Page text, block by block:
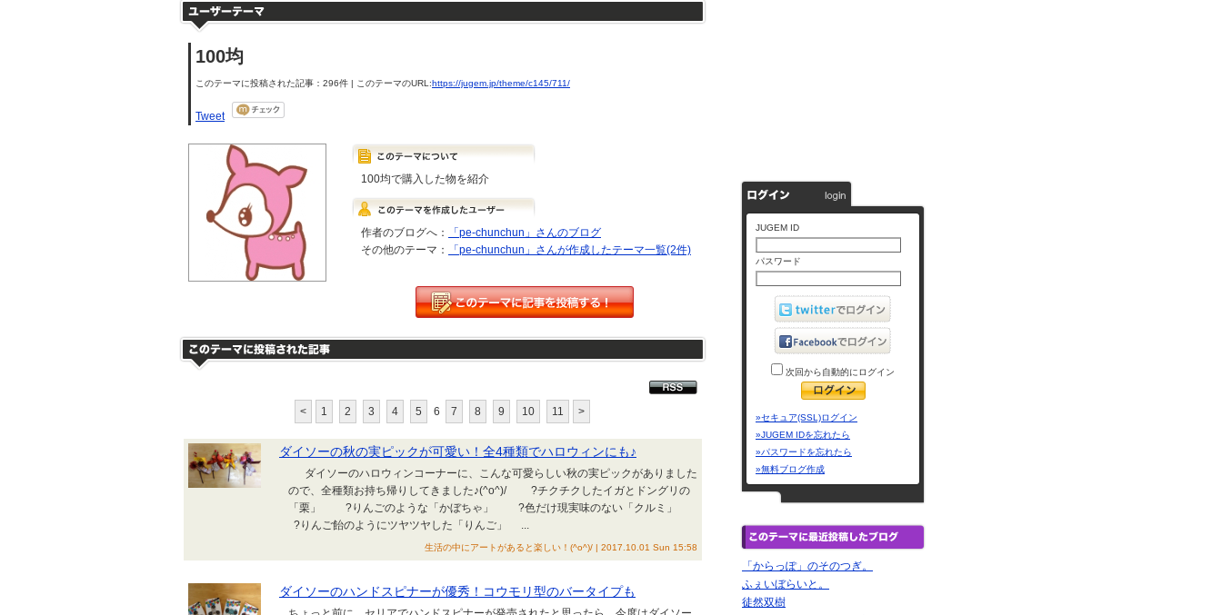
100均
このテーマに投稿された記事：296件 | このテーマのURL:https://jugem.jp/theme/c145/711/
Tweet
100均で購入した物を紹介
作者のブログへ：
「pe-chunchun」さんのブログ
その他のテーマ：
「pe-chunchun」さんが作成したテーマ一覧(2件)
< 1 2 3 4 5 6 7 8 9 10 11 >
ダイソーの秋の実ピックが可愛い！全4種類でハロウィンにも♪
ダイソーのハロウィンコーナーに、こんな可愛らしい秋の実ピックがありました
ので、全種類お持ち帰りしてきました♪(^o^)/ ?チクチクしたイガとドングリの
「栗」 ?りんごのような「かぼちゃ」 ?色だけ現実味のない「クルミ」
?りんご飴のようにツヤツヤした「りんご」 ...
生活の中にアートがあると楽しい！(^o^)/ | 2017.10.01 Sun 15:58
ダイソーのハンドスピナーが優秀！コウモリ型のバータイプも
JUGEM ID
パスワード
次回から自動的にログイン
»セキュア(SSL)ログイン
»JUGEM IDを忘れたら
»パスワードを忘れたら
»無料ブログ作成
「からっぽ」のそのつぎ。
ふぇいぼらいと。
徒然双樹